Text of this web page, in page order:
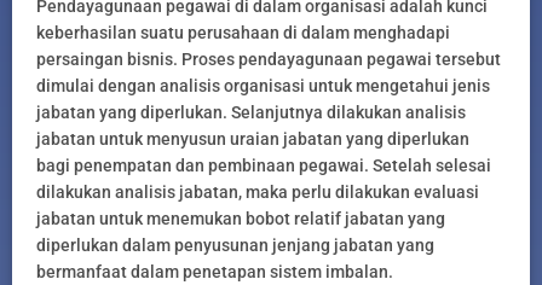
Pendayagunaan pegawai di dalam organisasi adalah kunci
keberhasilan suatu perusahaan di dalam menghadapi
persaingan bisnis. Proses pendayagunaan pegawai tersebut
dimulai dengan analisis organisasi untuk mengetahui jenis
jabatan yang diperlukan. Selanjutnya dilakukan analisis
jabatan untuk menyusun uraian jabatan yang diperlukan
bagi penempatan dan pembinaan pegawai. Setelah selesai
dilakukan analisis jabatan, maka perlu dilakukan evaluasi
jabatan untuk menemukan bobot relatif jabatan yang
diperlukan dalam penyusunan jenjang jabatan yang
bermanfaat dalam penetapan sistem imbalan.